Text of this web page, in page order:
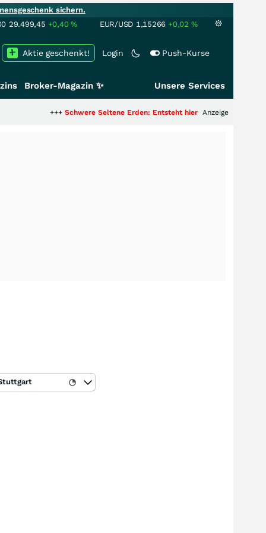
sichern.
29.499,45 +0,40% EUR/USD 1,15266 +0,02 %
Login Push-Kurse
Aktie geschenkt!
Broker-Magazin ✨ Unsere Services
Schwere Seltene Erden: Entsteht hier die nächste Milliardenstory?
Anzeige